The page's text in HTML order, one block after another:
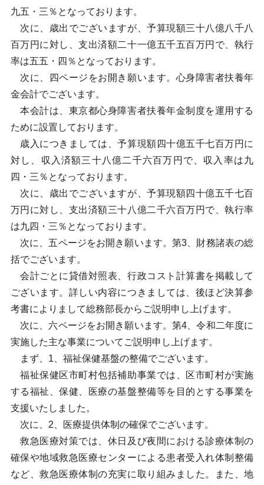
九五・三％となっております。
次に、歳出でございますが、予算現額三十八億八千八
百万円に対し、支出済額二十一億五千五百万円で、執行
率は五五・四％となっております。
次に、四ページをお開き願います。心身障害者扶養年
金会計でございます。
本会計は、東京都心身障害者扶養年金制度を運用する
ために設置しております。
歳入につきましては、予算現額四十億五千七百万円に
対し、収入済額三十八億二千六百万円で、収入率は九
四・三％となっております。
次に、歳出でございますが、予算現額四十億五千七百
万円に対し、支出済額三十八億二千六百万円で、執行率
は九四・三％となっております。
次に、五ページをお開き願います。第3、財務諸表の総
括でございます。
会計ごとに貸借対照表、行政コスト計算書を掲載して
ございます。詳しい内容につきましては、後ほど決算参
考書によりまして総務部長からご説明申し上げます。
次に、六ページをお開き願います。第4、令和二年度に
実施した主な事業についてご説明申し上げます。
まず、1、福祉保健基盤の整備でございます。
福祉保健区市町村包括補助事業では、区市町村が実施
する福祉、保健、医療の基盤整備等を目的とする事業を
支援いたしました。
次に、2、医療提供体制の確保でございます。
救急医療対策では、休日及び夜間における診療体制の
確保や地域救急医療センターによる患者受入れ体制整備
など、救急医療体制の充実に取り組みました。また、地